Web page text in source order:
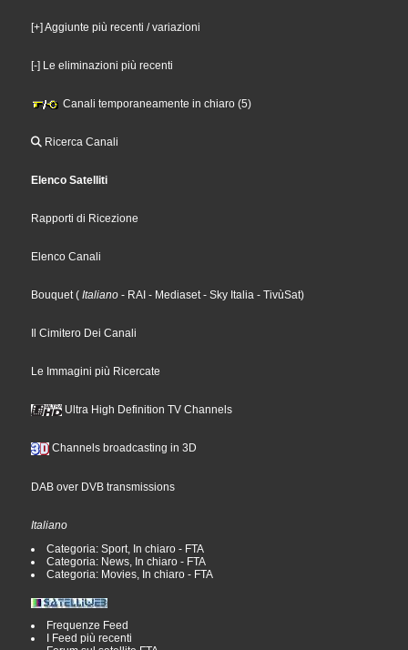
[+] Aggiunte più recenti / variazioni
[-] Le eliminazioni più recenti
Canali temporaneamente in chiaro (5)
Ricerca Canali
Elenco Satelliti
Rapporti di Ricezione
Elenco Canali
Bouquet( Italiano - RAI - Mediaset- Sky Italia - TivùSat)
Il Cimitero Dei Canali
Le Immagini più Ricercate
Ultra High Definition TV Channels
Channels broadcasting in 3D
DAB over DVB transmissions
Italiano
Categoria: Sport, In chiaro - FTA
Categoria: News, In chiaro - FTA
Categoria: Movies, In chiaro - FTA
Frequenze Feed
I Feed più recenti